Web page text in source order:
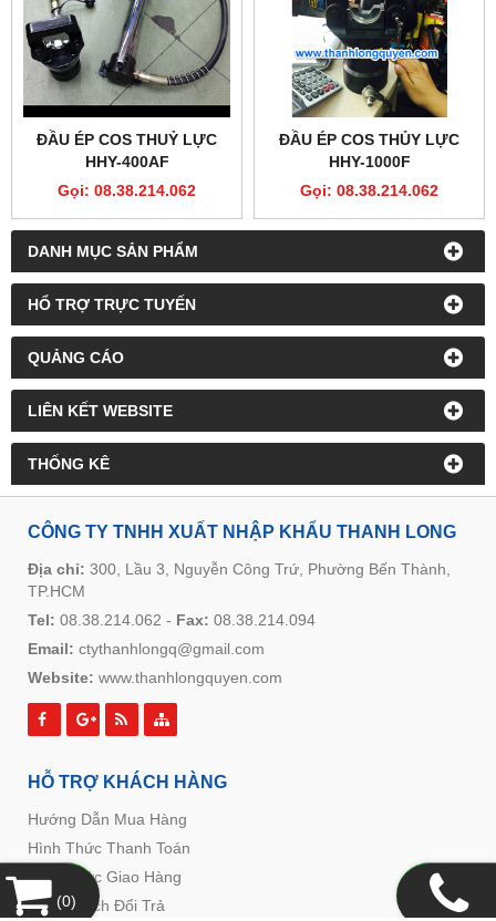
DANH MỤC SẢN PHẨM
HỔ TRỢ TRỰC TUYẾN
QUẢNG CÁO
LIÊN KẾT WEBSITE
THỐNG KÊ
ĐẦU ÉP COS THUỶ LỰC
HHY-400AF
Gọi: 08.38.214.062
ĐẦU ÉP COS THỦY LỰC
HHY-1000F
Gọi: 08.38.214.062
CÔNG TY TNHH XUẤT NHẬP KHẨU THANH LONG
Địa chỉ: 300, Lầu 3, Nguyễn Công Trứ, Phường Bến Thành,
TP.HCM
Tel: 08.38.214.062 - Fax: 08.38.214.094
Email: ctythanhlongq@gmail.com
Website: www.thanhlongquyen.com
HỖ TRỢ KHÁCH HÀNG
Hướng Dẫn Mua Hàng
Hình Thức Thanh Toán
Hình Thức Giao Hàng
Chính Sách Đổi Trả
(0)